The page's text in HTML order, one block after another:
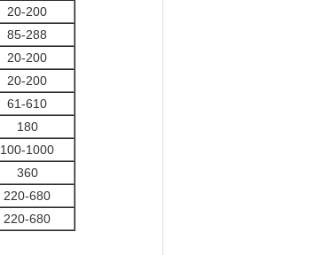
20-200
85-288
20-200
20-200
61-610
180
100-1000
360
220-680
220-680